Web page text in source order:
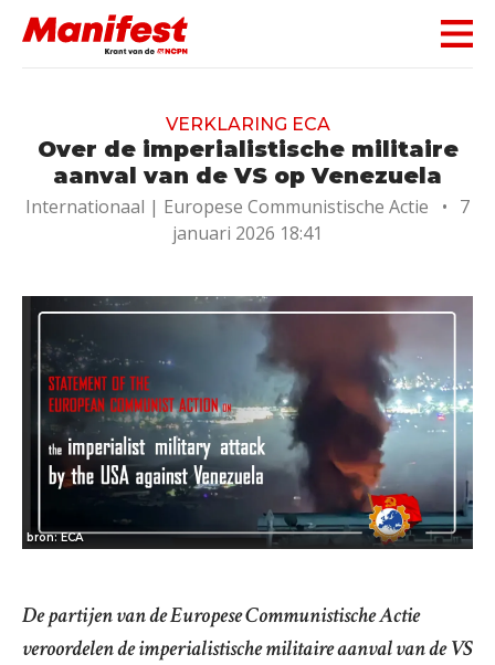
Skip navigation
VERKLARING ECA
Over de imperialistische militaire
aanval van de VS op Venezuela
Internationaal | Europese Communistische Actie • 7
januari 2026 18:41
bron: ECA
De partijen van de Europese Communistische Actie
veroordelen de imperialistische militaire aanval van de VS